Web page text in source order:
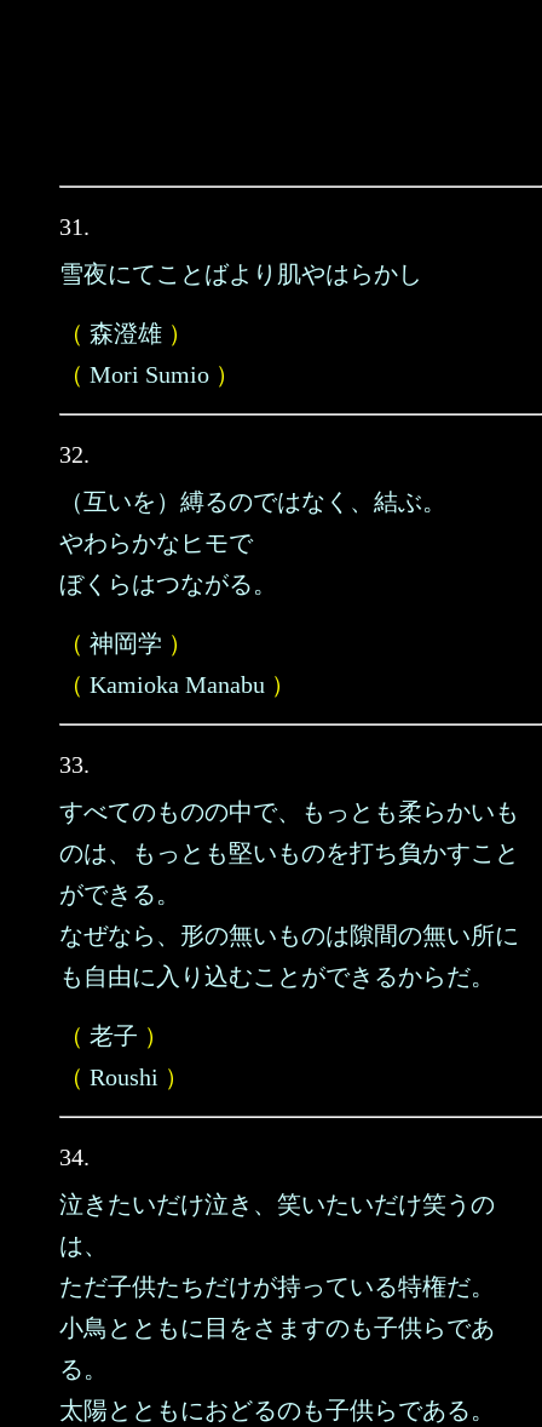
31.
雪夜にてことばより肌やはらかし
（ 森澄雄 ）
（ Mori Sumio ）
32.
（互いを）縛るのではなく、結ぶ。
やわらかなヒモで
ぼくらはつながる。
（ 神岡学 ）
（ Kamioka Manabu ）
33.
すべてのものの中で、もっとも柔らかいも
のは、もっとも堅いものを打ち負かすこと
ができる。
なぜなら、形の無いものは隙間の無い所に
も自由に入り込むことができるからだ。
（ 老子 ）
（ Roushi ）
34.
泣きたいだけ泣き、笑いたいだけ笑うの
は、
ただ子供たちだけが持っている特権だ。
小鳥とともに目をさますのも子供らであ
る。
太陽とともにおどるのも子供らである。